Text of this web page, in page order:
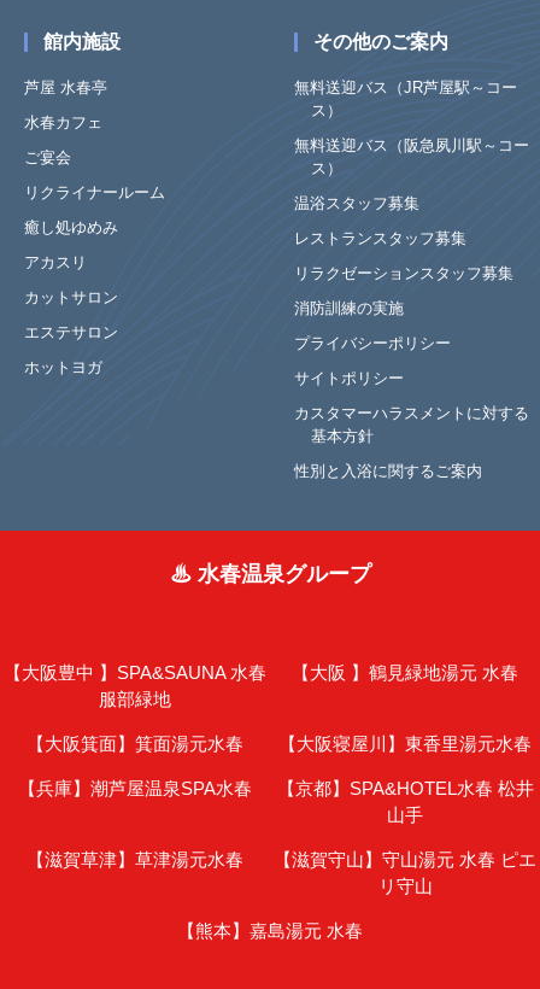
館内施設
芦屋 水春亭
水春カフェ
ご宴会
リクライナールーム
癒し処ゆめみ
アカスリ
カットサロン
エステサロン
ホットヨガ
その他のご案内
無料送迎バス（JR芦屋駅～コー
ス）
無料送迎バス（阪急夙川駅～コー
ス）
温浴スタッフ募集
レストランスタッフ募集
リラクゼーションスタッフ募集
消防訓練の実施
プライバシーポリシー
サイトポリシー
カスタマーハラスメントに対する
基本方針
性別と入浴に関するご案内
♨ 水春温泉グループ
【大阪豊中 】 SPA&SAUNA 水春
服部緑地
【大阪 】 鶴見緑地湯元 水春
【大阪箕面】 箕面湯元水春 【大阪寝屋川】 東香里湯元水春
【兵庫】 潮芦屋温泉SPA水春 【京都】 SPA&HOTEL水春 松井
山手
【滋賀草津】 草津湯元水春 【滋賀守山】 守山湯元 水春 ピエ
リ守山
【熊本】 嘉島湯元 水春